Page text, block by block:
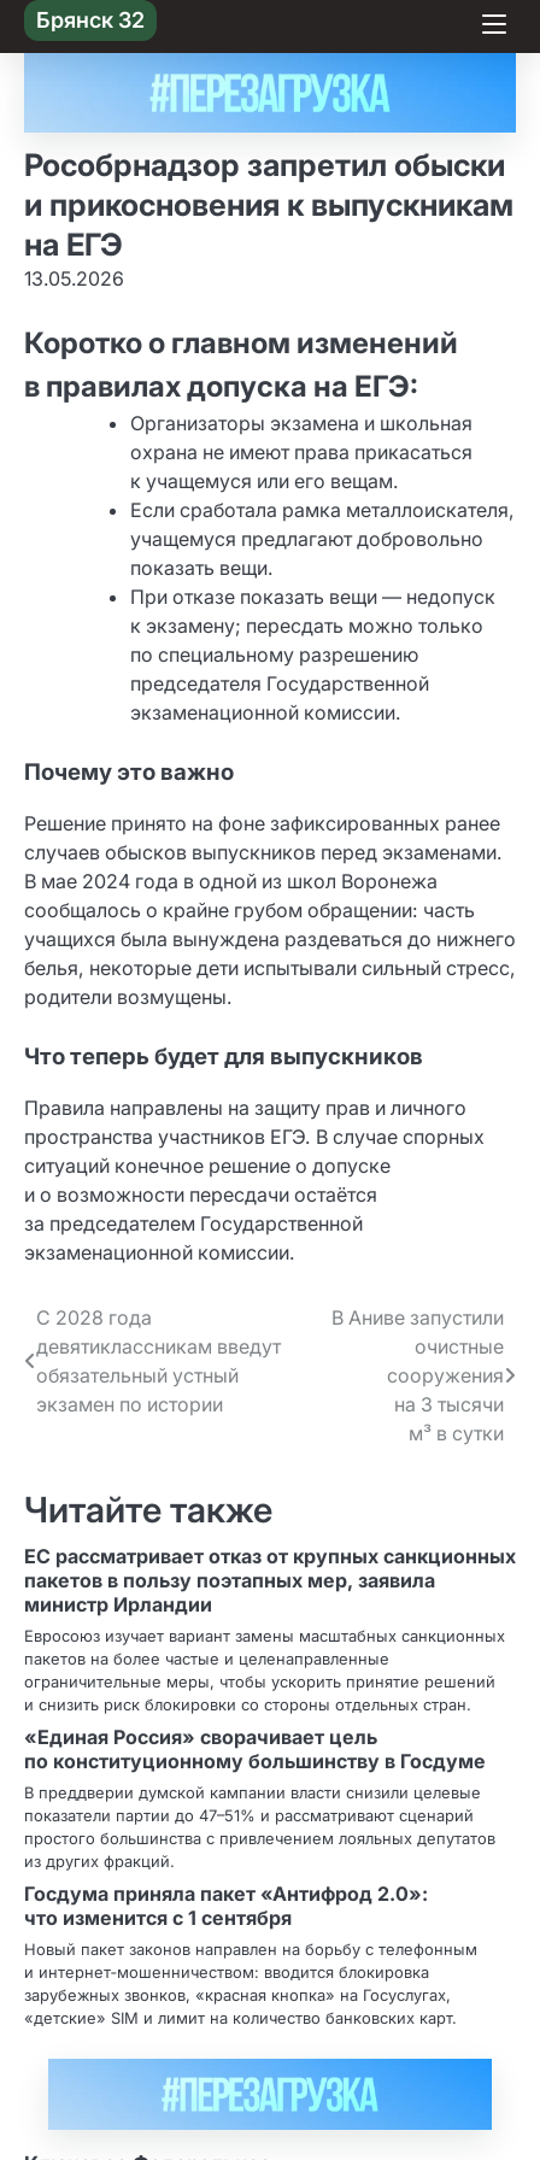
Skip
to content
Брянск 32
Рособрнадзор запретил обыски
и прикосновения к выпускникам
на ЕГЭ
13.05.2026
Коротко о главном изменений
в правилах допуска на ЕГЭ:
Организаторы экзамена и школьная
охрана не имеют права прикасаться
к учащемуся или его вещам.
Если сработала рамка металлоискателя,
учащемуся предлагают добровольно
показать вещи.
При отказе показать вещи — недопуск
к экзамену; пересдать можно только
по специальному разрешению
председателя Государственной
экзаменационной комиссии.
Почему это важно
Решение принято на фоне зафиксированных ранее
случаев обысков выпускников перед экзаменами.
В мае 2024 года в одной из школ Воронежа
сообщалось о крайне грубом обращении: часть
учащихся была вынуждена раздеваться до нижнего
белья, некоторые дети испытывали сильный стресс,
родители возмущены.
Что теперь будет для выпускников
Правила направлены на защиту прав и личного
пространства участников ЕГЭ. В случае спорных
ситуаций конечное решение о допуске
и о возможности пересдачи остаётся
за председателем Государственной
экзаменационной комиссии.
Навигация
по записям
С 2028 года
девятиклассникам введут
обязательный устный
экзамен по истории
В Аниве запустили
очистные
сооружения
на 3 тысячи
м³ в сутки
Читайте также
ЕС рассматривает отказ от крупных санкционных
пакетов в пользу поэтапных мер, заявила
министр Ирландии
Евросоюз изучает вариант замены масштабных санкционных
пакетов на более частые и целенаправленные
ограничительные меры, чтобы ускорить принятие решений
и снизить риск блокировки со стороны отдельных стран.
«Единая Россия» сворачивает цель
по конституционному большинству в Госдуме
В преддверии думской кампании власти снизили целевые
показатели партии до 47–51% и рассматривают сценарий
простого большинства с привлечением лояльных депутатов
из других фракций.
Госдума приняла пакет «Антифрод 2.0»:
что изменится с 1 сентября
Новый пакет законов направлен на борьбу с телефонным
и интернет‑мошенничеством: вводится блокировка
зарубежных звонков, «красная кнопка» на Госуслугах,
«детские» SIM и лимит на количество банковских карт.